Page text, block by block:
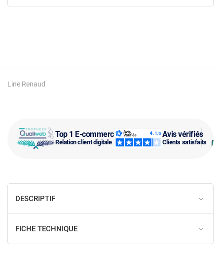
Top 1 E-commerce
Relation client digitale
Avis vérifiés
Clients satisfaits
Line Renaud
DESCRIPTIF
FICHE TECHNIQUE